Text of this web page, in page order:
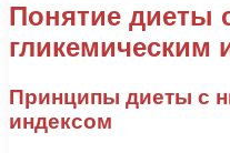
Понятие диеты
гликемическим
Принципы диеты с
индексом